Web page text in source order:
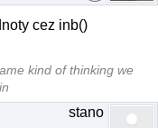
cez inb()
kind of thinking we
stano